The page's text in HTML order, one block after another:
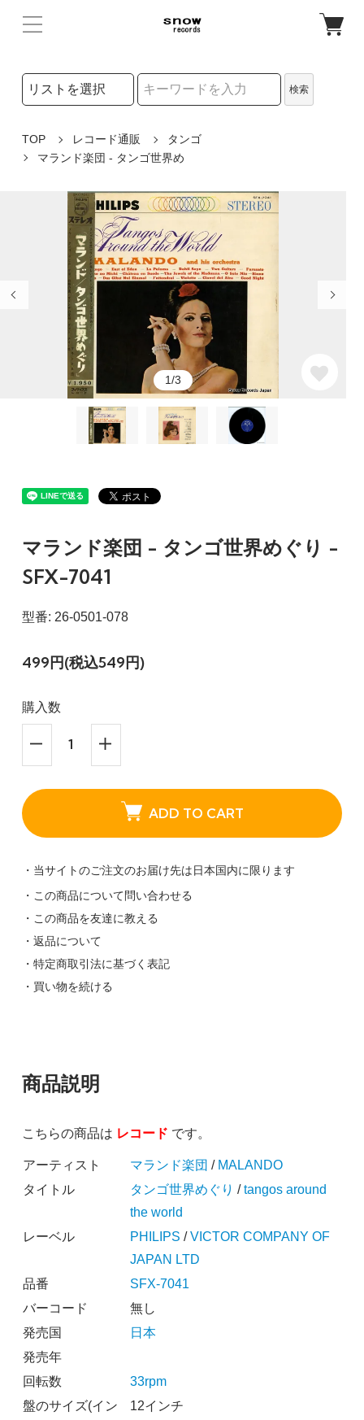
検索リストの選択
検索
TOP レコード通販
タンゴ
マランド楽団 - タンゴ世界め
1/3
マランド楽団 - タンゴ世界めぐり -
SFX-7041
型番: 26-0501-078
499円(税込549円)
購入数
ADD TO CART
・当サイトのご注文のお届け先は日本国内に限ります
・この商品について問い合わせる
・この商品を友達に教える
・返品について
・特定商取引法に基づく表記
・買い物を続ける
商品説明
こちらの商品は レコード です。
アーティスト マランド楽団 / MALANDO
タイトル
タンゴ世界めぐり /tangos around
the world
レーベル
PHILIPS /VICTOR COMPANY OF
JAPAN LTD
品番
SFX-7041
バーコード
無し
発売国
日本
発売年
回転数
33rpm
盤のサイズ(イン
12インチ